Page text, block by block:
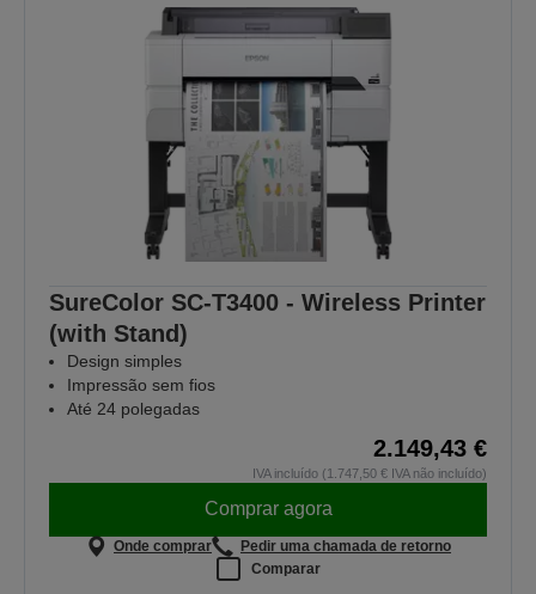
SureColor SC-T3400 - Wireless Printer
(with Stand)
Design simples
Impressão sem fios
Até 24 polegadas
2.149,43 €
IVA incluído (1.747,50 € IVA não incluído)
Comprar agora
Onde comprar
Pedir uma chamada de retorno
Comparar